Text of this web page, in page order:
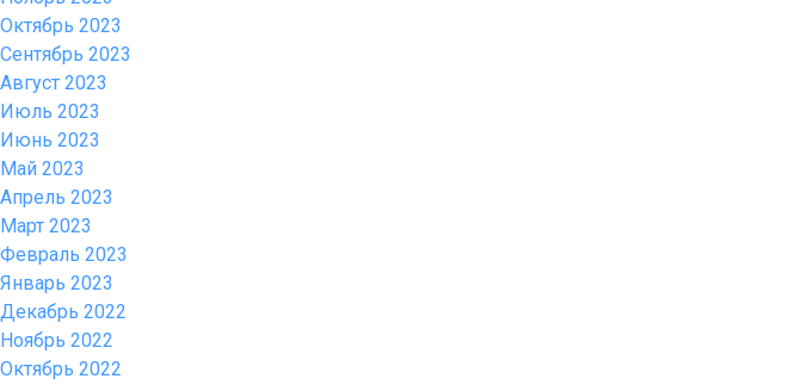
Октябрь 2023
Сентябрь 2023
Август 2023
Июль 2023
Июнь 2023
Май 2023
Апрель 2023
Март 2023
Февраль 2023
Январь 2023
Декабрь 2022
Ноябрь 2022
Октябрь 2022